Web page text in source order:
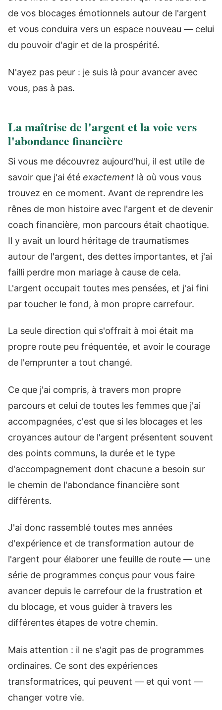
de vos blocages émotionnels autour de l'argent
et vous conduira vers un espace nouveau — celui
du pouvoir d'agir et de la prospérité.
N'ayez pas peur : je suis là pour avancer avec
vous, pas à pas.
La maîtrise de l'argent et la voie vers
l'abondance financière
Si vous me découvrez aujourd'hui, il est utile de
savoir que j'ai été exactement là où vous vous
trouvez en ce moment. Avant de reprendre les
rênes de mon histoire avec l'argent et de devenir
coach financière, mon parcours était chaotique.
Il y avait un lourd héritage de traumatismes
autour de l'argent, des dettes importantes, et j'ai
failli perdre mon mariage à cause de cela.
L'argent occupait toutes mes pensées, et j'ai fini
par toucher le fond, à mon propre carrefour.
La seule direction qui s'offrait à moi était ma
propre route peu fréquentée, et avoir le courage
de l'emprunter a tout changé.
Ce que j'ai compris, à travers mon propre
parcours et celui de toutes les femmes que j'ai
accompagnées, c'est que si les blocages et les
croyances autour de l'argent présentent souvent
des points communs, la durée et le type
d'accompagnement dont chacune a besoin sur
le chemin de l'abondance financière sont
différents.
J'ai donc rassemblé toutes mes années
d'expérience et de transformation autour de
l'argent pour élaborer une feuille de route — une
série de programmes conçus pour vous faire
avancer depuis le carrefour de la frustration et
du blocage, et vous guider à travers les
différentes étapes de votre chemin.
Mais attention : il ne s'agit pas de programmes
ordinaires. Ce sont des expériences
transformatrices, qui peuvent — et qui vont —
changer votre vie.